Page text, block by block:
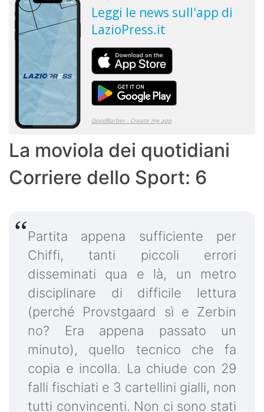
La moviola dei quotidiani
Corriere dello Sport: 6
Partita appena sufficiente per
Chiffi, tanti piccoli errori
disseminati qua e là, un metro
disciplinare di difficile lettura
(perché Provstgaard sì e Zerbin
no? Era appena passato un
minuto), quello tecnico che fa
copia e incolla. La chiude con 29
falli fischiati e 3 cartellini gialli, non
tutti convincenti. Non ci sono stati